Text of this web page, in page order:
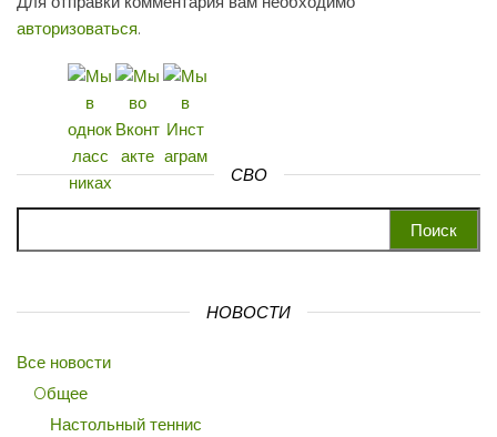
авторизоваться.
СВО
НОВОСТИ
Все новости
Oбщее
Настольный теннис